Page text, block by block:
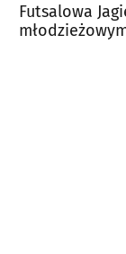
Futsalowa